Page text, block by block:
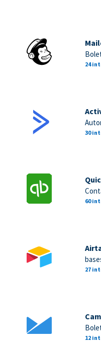
24
30
60
27
12